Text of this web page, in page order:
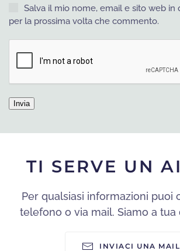
Salva il mio nome, email e sito web in
per la prossima volta che commento.
TI SERVE UN
Per qualsiasi informazioni puoi
telefono o via mail. Siamo a tua
INVIACI UNA MAIL